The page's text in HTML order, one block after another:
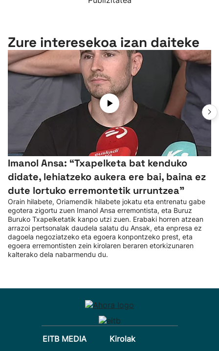
Zure interesekoa izan daiteke
Imanol Ansa: “Txapelketa bat kenduko
didate, lehiatzeko aukera ere bai, baina ez
dute lortuko erremontetik urruntzea"
Orain hilabete, Oriamendik hilabete jokatu eta entrenatu gabe
egotera zigortu zuen Imanol Ansa erremontista, eta Buruz
Buruko Txapelketatik kanpo utzi zuen. Erabaki horren atzean
arrazoi pertsonalak daudela salatu du Ansak, eta enpresa ez
dagoela negoziatzeko eta egoera konpontzeko prest, eta
egoera erremontisten zein kirolaren beraren etorkizunaren
kalterako dela nabarmendu du.
EITB MEDIA
Kirolak